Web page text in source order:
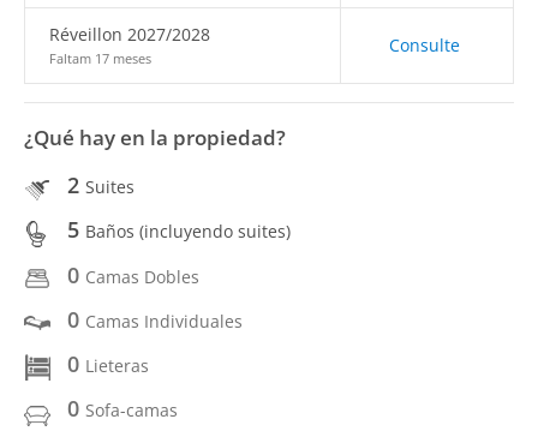
Réveillon 2027/2028
Faltam 17 meses
Consulte
¿Qué hay en la propiedad?
2 Suites
5 Baños (incluyendo suites)
0 Camas Dobles
0 Camas Individuales
0 Lieteras
0 Sofa-camas